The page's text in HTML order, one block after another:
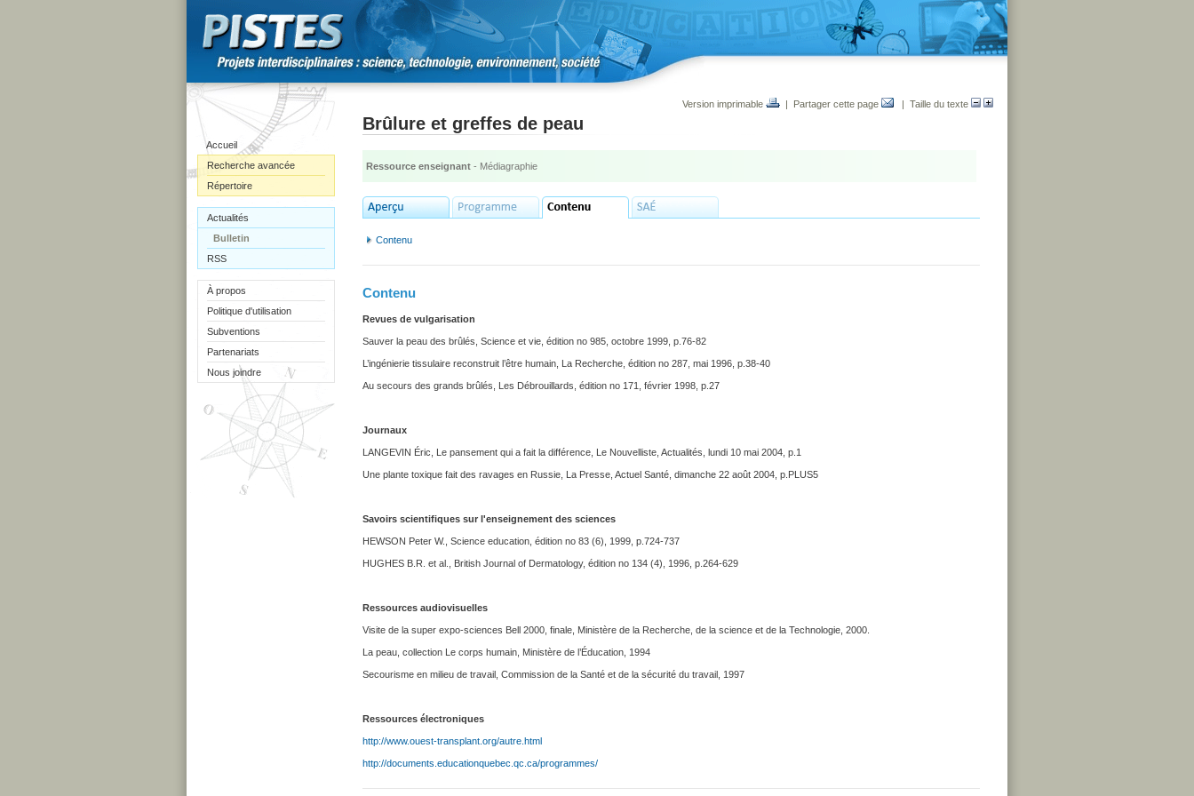
Accueil
Recherche avancée
Répertoire
Actualités
Bulletin
RSS
À propos
Politique d'utilisation
Subventions
Partenariats
Nous joindre
Version imprimable | Partager cette page | Taille du texte
Brûlure et greffes de peau
Ressource enseignant - Médiagraphie
Contenu
Contenu
Revues de vulgarisation
Sauver la peau des brûlés, Science et vie, édition no 985, octobre 1999, p.76-82
L’ingénierie tissulaire reconstruit l’être humain, La Recherche, édition no 287, mai 1996, p.38-40
Au secours des grands brûlés, Les Débrouillards, édition no 171, février 1998, p.27
Journaux
LANGEVIN Éric, Le pansement qui a fait la différence, Le Nouvelliste, Actualités, lundi 10 mai 2004, p.1
Une plante toxique fait des ravages en Russie, La Presse, Actuel Santé, dimanche 22 août 2004, p.PLUS5
Savoirs scientifiques sur l'enseignement des sciences
HEWSON Peter W., Science education, édition no 83 (6), 1999, p.724-737
HUGHES B.R. et al., British Journal of Dermatology, édition no 134 (4), 1996, p.264-629
Ressources audiovisuelles
Visite de la super expo-sciences Bell 2000, finale, Ministère de la Recherche, de la science et de la Technologie, 2000.
La peau, collection Le corps humain, Ministère de l’Éducation, 1994
Secourisme en milieu de travail, Commission de la Santé et de la sécurité du travail, 1997
Ressources électroniques
http://www.ouest-transplant.org/autre.html
http://documents.educationquebec.qc.ca/programmes/